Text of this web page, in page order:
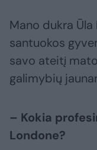
Mano dukra
santuokos
savo ateitį
galimybių
– Kokia
Londone?